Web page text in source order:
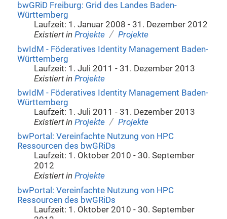
bwGRiD Freiburg: Grid des Landes Baden-
Württemberg
Laufzeit: 1. Januar 2008 - 31. Dezember 2012
Existiert in Projekte / Projekte
bwIdM - Föderatives Identity Management Baden-
Württemberg
Laufzeit: 1. Juli 2011 - 31. Dezember 2013
Existiert in Projekte
bwIdM - Föderatives Identity Management Baden-
Württemberg
Laufzeit: 1. Juli 2011 - 31. Dezember 2013
Existiert in Projekte / Projekte
bwPortal: Vereinfachte Nutzung von HPC
Ressourcen des bwGRiDs
Laufzeit: 1. Oktober 2010 - 30. September
2012
Existiert in Projekte
bwPortal: Vereinfachte Nutzung von HPC
Ressourcen des bwGRiDs
Laufzeit: 1. Oktober 2010 - 30. September